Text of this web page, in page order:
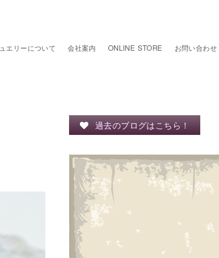
エリーについて 会社案内 ONLINE STORE お問い合わせ
過去のブログはこちら！